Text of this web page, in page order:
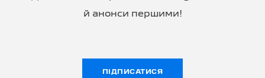
й анонси першими!
ПІДПИСАТИСЯ